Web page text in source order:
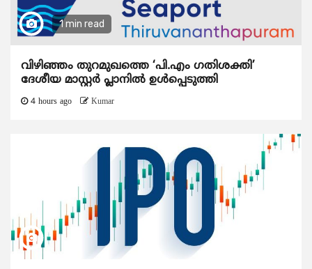
1 min read
വിഴിഞ്ഞം തുറമുഖത്തെ ‘പി.എം ഗതിശക്തി’
ദേശീയ മാസ്റ്റർ പ്ലാനിൽ ഉൾപ്പെടുത്തി
4 hours ago Kumar